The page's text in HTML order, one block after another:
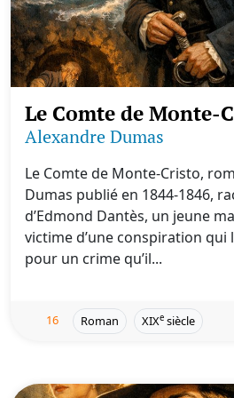
Le Comte de Monte-
Alexandre Dumas
Le Comte de Monte-Cristo,
Dumas publié en 1844-1846,
d’Edmond Dantès, un jeune
victime d’une conspiration
pour un crime qu’il...
16 Roman XIXe siècle